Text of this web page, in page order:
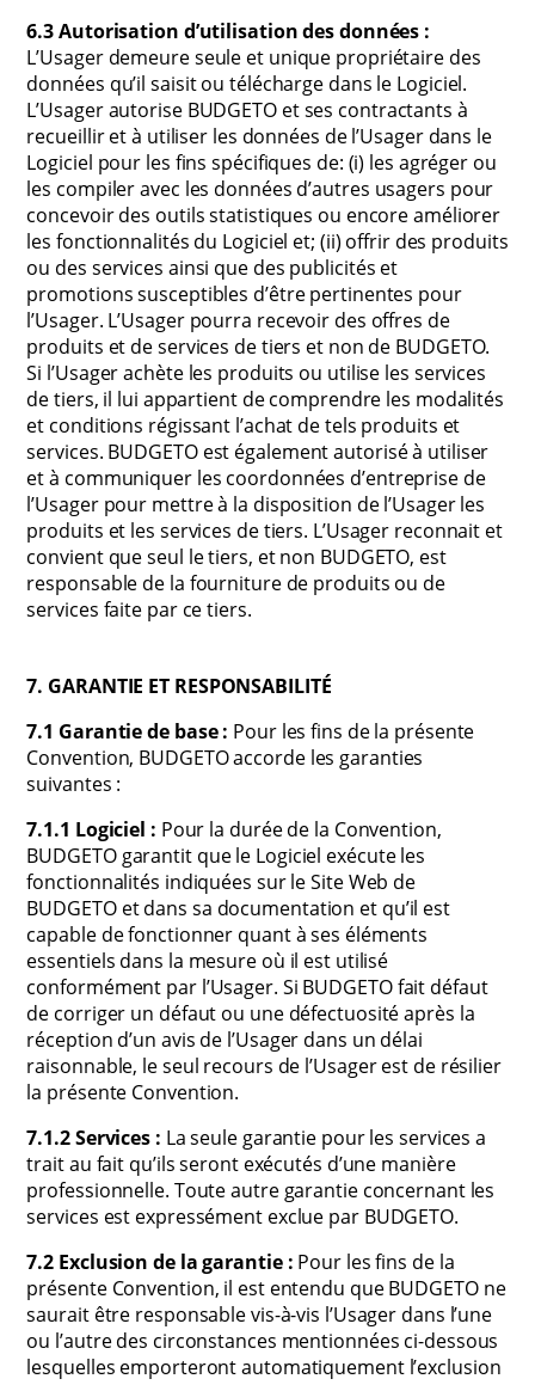
6.3 Autorisation d’utilisation des données :
L’Usager demeure seule et unique propriétaire des
données qu’il saisit ou télécharge dans le Logiciel.
L’Usager autorise BUDGETO et ses contractants à
recueillir et à utiliser les données de l’Usager dans le
Logiciel pour les fins spécifiques de: (i) les agréger ou
les compiler avec les données d’autres usagers pour
concevoir des outils statistiques ou encore améliorer
les fonctionnalités du Logiciel et; (ii) offrir des produits
ou des services ainsi que des publicités et
promotions susceptibles d’être pertinentes pour
l’Usager. L’Usager pourra recevoir des offres de
produits et de services de tiers et non de BUDGETO.
Si l’Usager achète les produits ou utilise les services
de tiers, il lui appartient de comprendre les modalités
et conditions régissant l’achat de tels produits et
services. BUDGETO est également autorisé à utiliser
et à communiquer les coordonnées d’entreprise de
l’Usager pour mettre à la disposition de l’Usager les
produits et les services de tiers. L’Usager reconnait et
convient que seul le tiers, et non BUDGETO, est
responsable de la fourniture de produits ou de
services faite par ce tiers.
7. GARANTIE ET RESPONSABILITÉ
7.1 Garantie de base : Pour les fins de la présente
Convention, BUDGETO accorde les garanties
suivantes :
7.1.1 Logiciel : Pour la durée de la Convention,
BUDGETO garantit que le Logiciel exécute les
fonctionnalités indiquées sur le Site Web de
BUDGETO et dans sa documentation et qu’il est
capable de fonctionner quant à ses éléments
essentiels dans la mesure où il est utilisé
conformément par l’Usager. Si BUDGETO fait défaut
de corriger un défaut ou une défectuosité après la
réception d’un avis de l’Usager dans un délai
raisonnable, le seul recours de l’Usager est de résilier
la présente Convention.
7.1.2 Services : La seule garantie pour les services a
trait au fait qu’ils seront exécutés d’une manière
professionnelle. Toute autre garantie concernant les
services est expressément exclue par BUDGETO.
7.2 Exclusion de la garantie : Pour les fins de la
présente Convention, il est entendu que BUDGETO ne
saurait être responsable vis-à-vis l’Usager dans l’une
ou l’autre des circonstances mentionnées ci-dessous
lesquelles emporteront automatiquement l’exclusion